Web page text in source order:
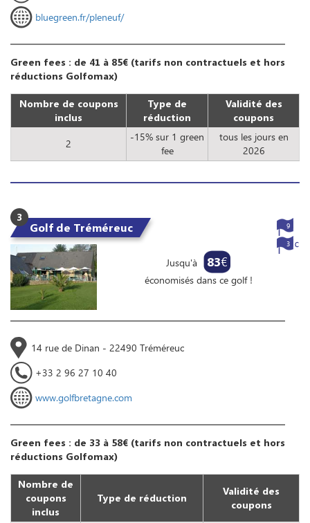
bluegreen.fr/pleneuf/
Green fees : de 41 à 85€ (tarifs non contractuels et hors
réductions Golfomax)
Nombre de coupons
inclus
Type de
réduction
Validité des
coupons
2
-15% sur 1 green
fee
tous les jours en
2026
3
Golf de Tréméreuc
Jusqu'à 83€
économisés dans ce golf !
9
3
14 rue de Dinan - 22490 Tréméreuc
+33 2 96 27 10 40
www.golfbretagne.com
Green fees : de 33 à 58€ (tarifs non contractuels et hors
réductions Golfomax)
Nombre de
coupons
inclus
Type de réduction
Validité des
coupons